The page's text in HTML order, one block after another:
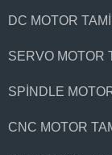
DC MOTOR
SERVO MOTOR
SPINDLE
CNC MOTOR